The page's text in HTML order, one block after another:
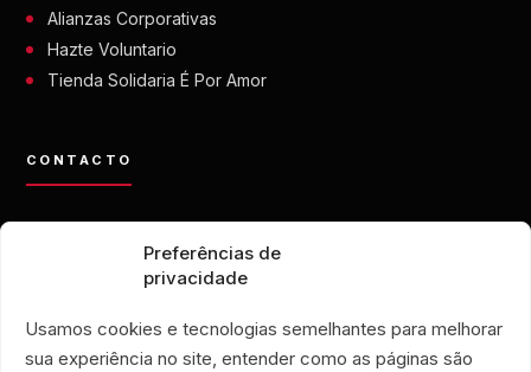
Preferências de
privacidade
Usamos cookies e tecnologias semelhantes para melhorar
sua experiência no site, entender como as páginas são
Alianzas Corporativas
Hazte Voluntario
Tienda Solidaria É Por Amor
CONTACTO
+55 21 99028-9090
ONG É POR AMOR
Manguinhos • Río de Janeiro, Brasil